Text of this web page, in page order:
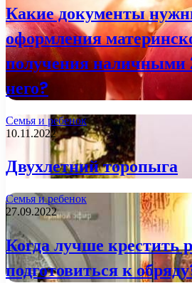
Какие документы
оформления
получения наличными
него?
Семья и ребенок
10.11.2022
Двухлетний торопыга
Семья и ребенок
27.09.2022
Когда лучше крестить
подготовиться к